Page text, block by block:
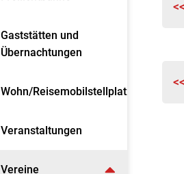
Gaststätten und
Übernachtungen
Wohn/Reisemobilstellplatz
Veranstaltungen
Vereine